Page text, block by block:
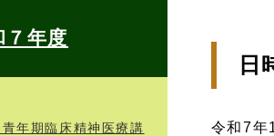
日
令和7年
７年度
青年期臨床精神医療講